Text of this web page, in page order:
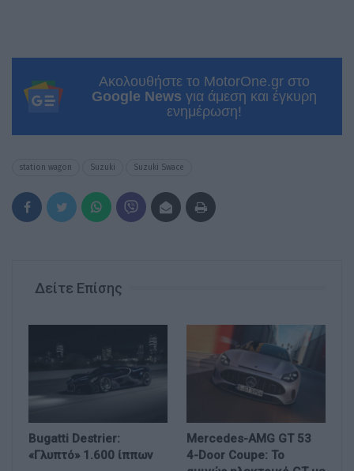
Ακολουθήστε το MotorOne.gr στο
Google News για άμεση και έγκυρη
ενημέρωση!
station wagon Suzuki Suzuki Swace
Δείτε Επίσης
Bugatti Destrier:
«Γλυπτό» 1.600 ίππων
Mercedes-AMG GT 53
4-Door Coupe: Το